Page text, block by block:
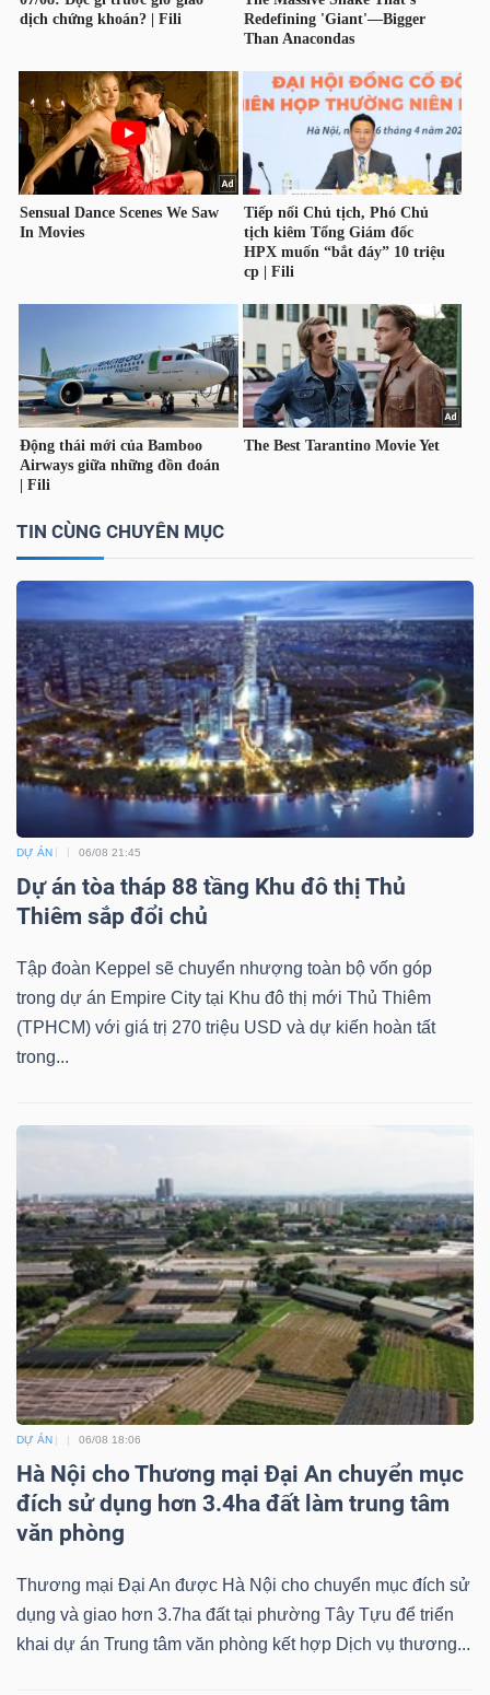
TIN CÙNG CHUYÊN MỤC
DỰ ÁN 06/08 21:45
Dự án tòa tháp 88 tầng Khu đô thị Thủ
Thiêm sắp đổi chủ
Tập đoàn Keppel sẽ chuyển nhượng toàn bộ vốn góp
trong dự án Empire City tại Khu đô thị mới Thủ Thiêm
(TPHCM) với giá trị 270 triệu USD và dự kiến hoàn tất
trong...
DỰ ÁN 06/08 18:06
Hà Nội cho Thương mại Đại An chuyển mục
đích sử dụng hơn 3.4ha đất làm trung tâm
văn phòng
Thương mại Đại An được Hà Nội cho chuyển mục đích sử
dụng và giao hơn 3.7ha đất tại phường Tây Tựu để triển
khai dự án Trung tâm văn phòng kết hợp Dịch vụ thương...
YẾU
TIÊU
DÙNG
THIẾT
YẾU
CHĂM
SÓC
SỨC
KHỎE
CHÍNH
CÔNG
NGHỆ
TIN
TIỆN
ÍCH
BẤT
ĐỘNG
SẢN
Mã
chứng
(-)
Tất cả Cổ phiếu Chỉ số Chứng chỉ quỹ Chứng